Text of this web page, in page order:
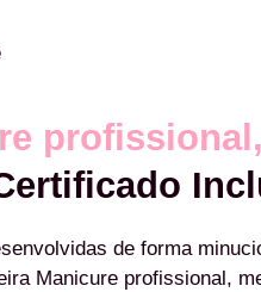
profissional,
de forma
Manicure profissional,